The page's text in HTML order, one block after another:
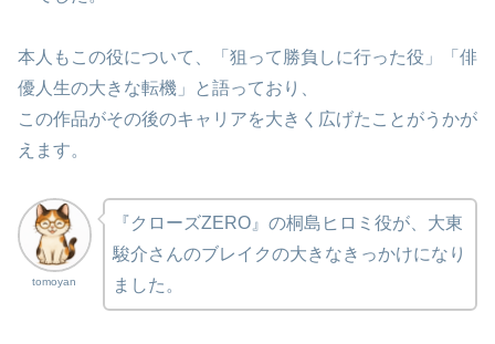
本人もこの役について、「狙って勝負しに行った役」「俳
優人生の大きな転機」と語っており、
この作品がその後のキャリアを大きく広げたことがうかが
えます。
tomoyan
『クローズZERO』の桐島ヒロミ役が、大東
駿介さんのブレイクの大きなきっかけになり
ました。